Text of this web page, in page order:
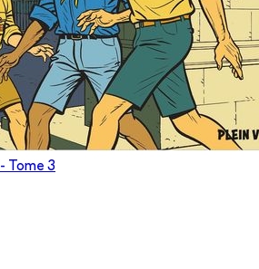
- Tome 3